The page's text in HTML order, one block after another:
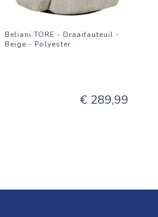
Beliani TORE - Draaifauteuil -
Beige - Polyester
€ 289,99